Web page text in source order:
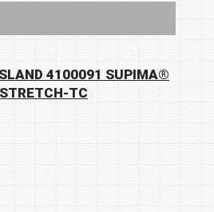
4100091 SUPIMA®
TC